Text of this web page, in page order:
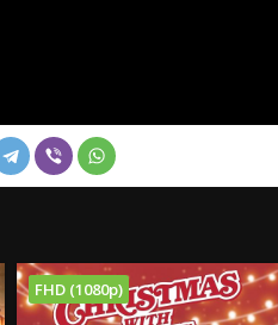
FHD (1080p)